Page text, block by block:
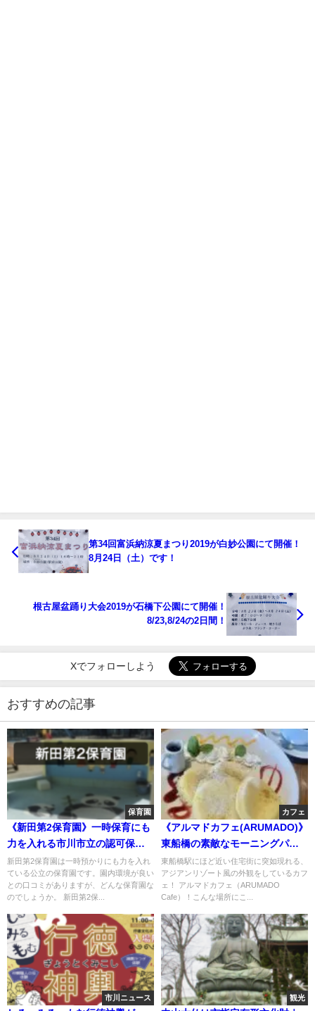
第34回富浜納涼夏まつり2019が白妙公園にて開催！
8月24日（土）です！
根古屋盆踊り大会2019が石橋下公園にて開催！
8/23,8/24の2日間！
Xでフォローしよう
おすすめの記事
保育園
《新田第2保育園》一時保育にも
力を入れる市川市立の認可保育
園。プールもあるよ！
新田第2保育園は一時預かりにも力を入れ
ている公立の保育園です。園内環境が良い
との口コミがありますが、どんな保育園な
のでしょうか。 新田第2保...
カフェ
《アルマドカフェ(ARUMADO)》
東船橋の素敵なモーニングパン
ケーキ！
東船橋駅にほど近い住宅街に突如現れる、
アジアンリゾート風の外観をしているカフ
ェ！ アルマドカフェ（ARUMADO
Cafe）！こんな場所にこ...
市川ニュース 観光